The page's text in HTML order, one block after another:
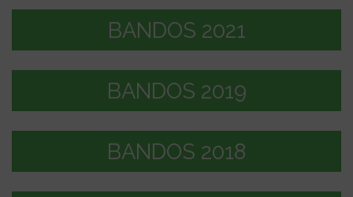
BANDOS 2021
BANDOS 2019
BANDOS 2018